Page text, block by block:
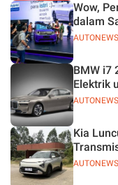
AUTONEWS
Wow,
dalam
AUTONEWS
BMW i7
Elektrik
AUTONEWS
Kia